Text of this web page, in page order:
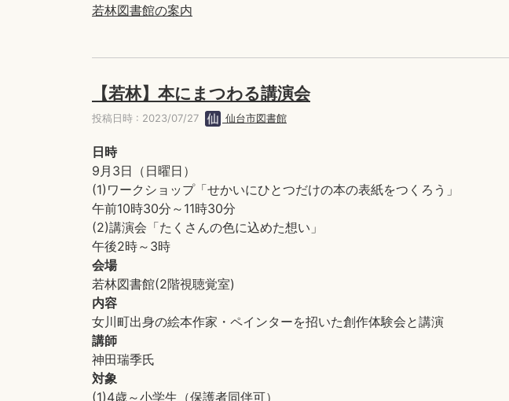
若林図書館の案内
【若林】本にまつわる講演会
投稿日時 : 2023/07/27 仙台市図書館
日時
9月3日（日曜日）
(1)ワークショップ「せかいにひとつだけの本の表紙をつくろう」
午前10時30分～11時30分
(2)講演会「たくさんの色に込めた想い」
午後2時～3時
会場
若林図書館(2階視聴覚室)
内容
女川町出身の絵本作家・ペインターを招いた創作体験会と講演
講師
神田瑞季氏
対象
(1)4歳～小学生（保護者同伴可）